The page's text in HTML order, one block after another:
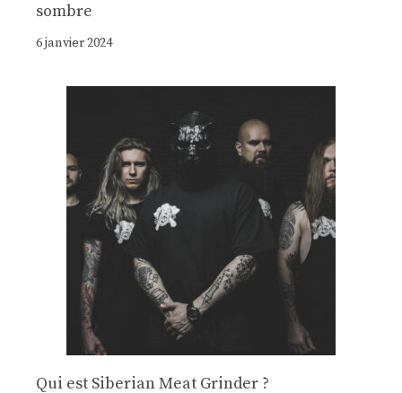
sombre
6 janvier 2024
Qui est Siberian Meat Grinder ?